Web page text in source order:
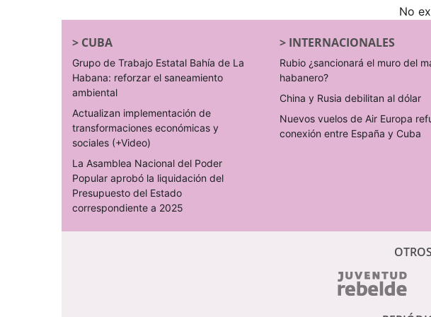
No
> CUBA
Grupo de Trabajo Estatal Bahía de La
Habana: reforzar el saneamiento
ambiental
Actualizan implementación de
transformaciones económicas y
sociales (+Video)
La Asamblea Nacional del Poder
Popular aprobó la liquidación del
Presupuesto del Estado
correspondiente a 2025
> INTERNACIONALES
Rubio ¿sancionará el muro del
habanero?
China y Rusia debilitan al dólar
Nuevos vuelos de Air Europa
conexión entre España y Cuba